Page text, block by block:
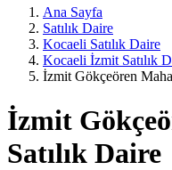
Ana Sayfa
Satılık Daire
Kocaeli Satılık Daire
Kocaeli İzmit Satılık
İzmit Gökçeören
İzmit
Satılık Daire